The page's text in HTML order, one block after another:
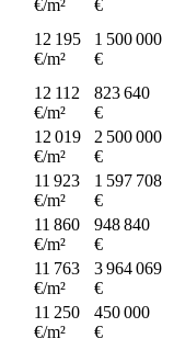
€/m²
€
12 195
€/m²
1 500 000
€
12 112
€/m²
823 640
€
12 019
€/m²
2 500 000
€
11 923
€/m²
1 597 708
€
11 860
€/m²
948 840
€
11 763
€/m²
3 964 069
€
11 250
€/m²
450 000
€